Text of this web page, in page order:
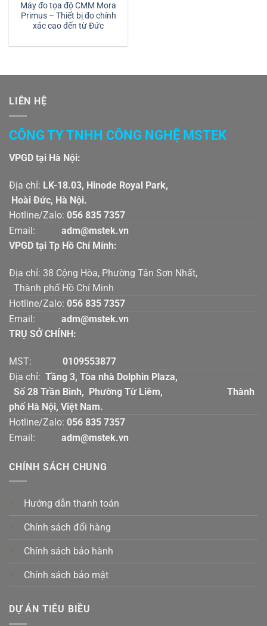
Máy đo tọa độ CMM Mora
Primus – Thiết bị đo chính
xác cao đến từ Đức
LIÊN HỆ
CÔNG TY TNHH CÔNG NGHỆ MSTEK
VPGD tại Hà Nội:
Địa chỉ: LK-18.03, Hinode Royal Park,
Hoài Đức, Hà Nội.
Hotline/Zalo: 056 835 7357
Email:
adm@mstek.vn
VPGD tại Tp Hồ Chí Mính:
Địa chỉ: 38 Cộng Hòa, Phường Tân Sơn Nhất,
Thành phố Hồ Chí Minh
Hotline/Zalo: 056 835 7357
Email:
adm@mstek.vn
TRỤ SỞ CHÍNH:
MST: 0109553877
Địa chỉ: Tầng 3, Tòa nhà Dolphin Plaza,
Số 28 Trần Bình, Phường Từ Liêm, Thành
phố Hà Nội, Việt Nam.
Hotline/Zalo: 056 835 7357
Email:
adm@mstek.vn
CHÍNH SÁCH CHUNG
Hướng dẫn thanh toán
Chính sách đổi hàng
Chính sách bảo hành
Chính sách bảo mật
DỰ ÁN TIÊU BIỀU